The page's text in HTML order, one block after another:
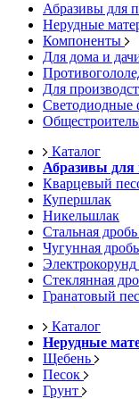
Абразивы для
Нерудные
Компоненты
Для дома и
Для
Светодиодные
Каталог
Абразивы для
Кварцевый
Купершлак
Никельшлак
Стальная дробь
Чугунная дробь
Электрокорунд
Стеклянная
Гранатовый
Каталог
Нерудные
Щебень
Песок
Грунт